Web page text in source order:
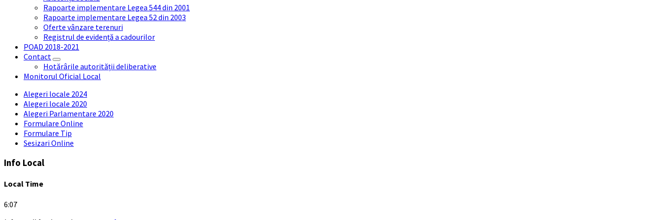
Rapoarte implementare Legea 544 din 2001
Rapoarte implementare Legea 52 din 2003
Oferte vânzare terenuri
Registrul de evidență a cadourilor
POAD 2018-2021
Contact
Hotărârile autorității deliberative
Monitorul Oficial Local
Alegeri locale 2024
Alegeri locale 2020
Alegeri Parlamentare 2020
Formulare Online
Formulare Tip
Sesizari Online
Info Local
Local Time
6:07